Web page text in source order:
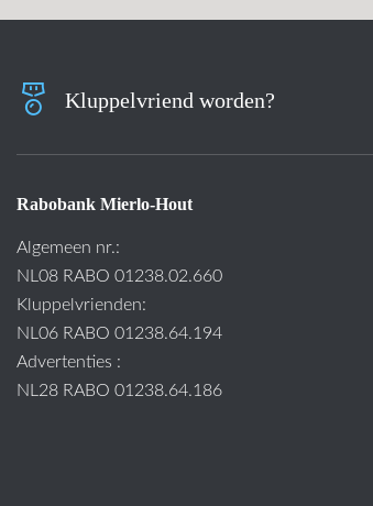
Kluppelvriend worden?
Rabobank Mierlo-Hout
Algemeen nr.:
NL08 RABO 01238.02.660
Kluppelvrienden:
NL06 RABO 01238.64.194
Advertenties :
NL28 RABO 01238.64.186